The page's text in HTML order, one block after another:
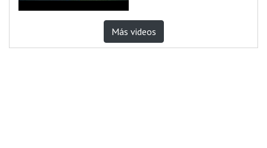
Más videos